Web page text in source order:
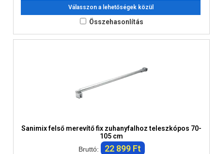
Válasszon a lehetőségek közül
Összehasonlítás
Sanimix felső merevítő fix zuhanyfalhoz teleszkópos 70-
105 cm
Bruttó:
22 899 Ft